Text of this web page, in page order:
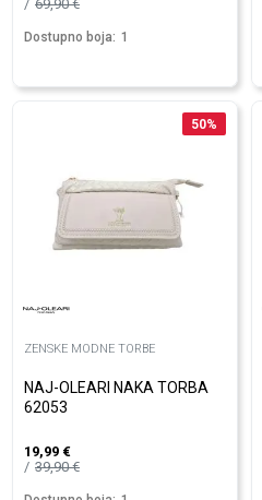
69,90€
Dostupno boja: 1
50%
ZENSKE MODNE TORBE
NAJ-OLEARI NAKA TORBA
62053
19,99 €
39,90€